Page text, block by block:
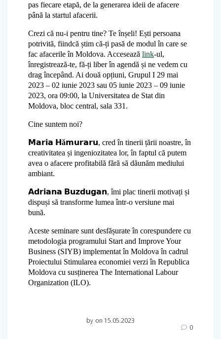
pas fiecare etapă, de la generarea ideii de afacere
până la startul afacerii.
Crezi că nu-i pentru tine? Te înșeli! Ești persoana
potrivită, fiindcă știm că-ți pasă de modul în care se
fac afacerile în Moldova. Accesează link-ul,
înregistrează-te, fă-ți liber în agendă și ne vedem cu
drag începând. Ai două opțiuni, Grupul I 29 mai
2023 – 02 iunie 2023 sau 05 iunie 2023 – 09 iunie
2023, ora 09:00, la Universitatea de Stat din
Moldova, bloc central, sala 331.
Cine suntem noi?
𝗠𝗮𝗿𝗶𝗮 𝗛 ă𝗺𝘂𝗿𝗮𝗿𝘂, cred în tinerii țării noastre, în
creativitatea și ingeniozitatea lor, în faptul că putem
avea o afacere profitabilă fără să dăunăm mediului
ambiant.
𝗔𝗱𝗿𝗶𝗮𝗻𝗮 𝗕𝘂𝘇𝗱𝘂𝗴𝗮𝗻, îmi plac tinerii motivați și
dispuși să transforme lumea într-o versiune mai
bună.
Aceste seminare sunt desfășurate în corespundere cu
metodologia programului Start and Improve Your
Business (SIYB) implementat în Moldova în cadrul
Proiectului Stimularea economiei verzi în Republica
Moldova cu susținerea The International Labour
Organization (ILO).
by on 15.05.2023
0